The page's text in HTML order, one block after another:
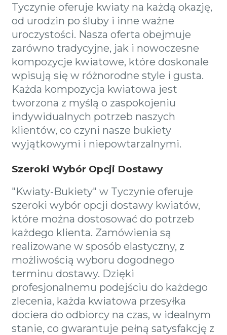
Tyczynie oferuje kwiaty na każdą okazję,
od urodzin po śluby i inne ważne
uroczystości. Nasza oferta obejmuje
zarówno tradycyjne, jak i nowoczesne
kompozycje kwiatowe, które doskonale
wpisują się w różnorodne style i gusta.
Każda kompozycja kwiatowa jest
tworzona z myślą o zaspokojeniu
indywidualnych potrzeb naszych
klientów, co czyni nasze bukiety
wyjątkowymi i niepowtarzalnymi.
Szeroki Wybór Opcji Dostawy
"Kwiaty-Bukiety" w Tyczynie oferuje
szeroki wybór opcji dostawy kwiatów,
które można dostosować do potrzeb
każdego klienta. Zamówienia są
realizowane w sposób elastyczny, z
możliwością wyboru dogodnego
terminu dostawy. Dzięki
profesjonalnemu podejściu do każdego
zlecenia, każda kwiatowa przesyłka
dociera do odbiorcy na czas, w idealnym
stanie, co gwarantuje pełną satysfakcję z